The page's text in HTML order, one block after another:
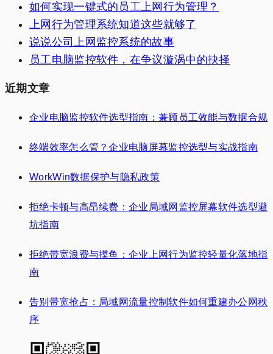
如何实现一键式的员工上网行为管理？
上网行为管理系统知道这些就够了
说说公司上网监控系统的故事
员工电脑监控软件，在争议漩涡中的抉择
近期文章
企业电脑监控软件选型指南：兼顾员工效能与数据合规
终端效率怎么管？企业电脑屏幕监控选型与实战指南
WorkWin数据保护与隐私政策
拒绝卡顿与高昂续费：企业局域网监控屏幕软件选型避
坑指南
拒绝带宽浪费与摸鱼：企业上网行为监控轻量化落地指
南
告别带宽抢占：局域网流量控制软件如何重建办公网秩
序